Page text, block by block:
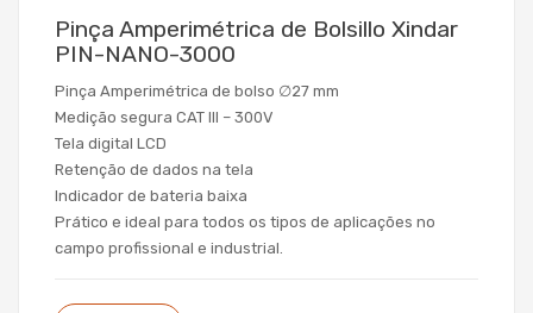
Pinça Amperimétrica de Bolsillo Xindar
PIN-NANO-3000
Pinça Amperimétrica de bolso ∅27 mm
Medição segura CAT III – 300V
Tela digital LCD
Retenção de dados na tela
Indicador de bateria baixa
Prático e ideal para todos os tipos de aplicações no
campo profissional e industrial.